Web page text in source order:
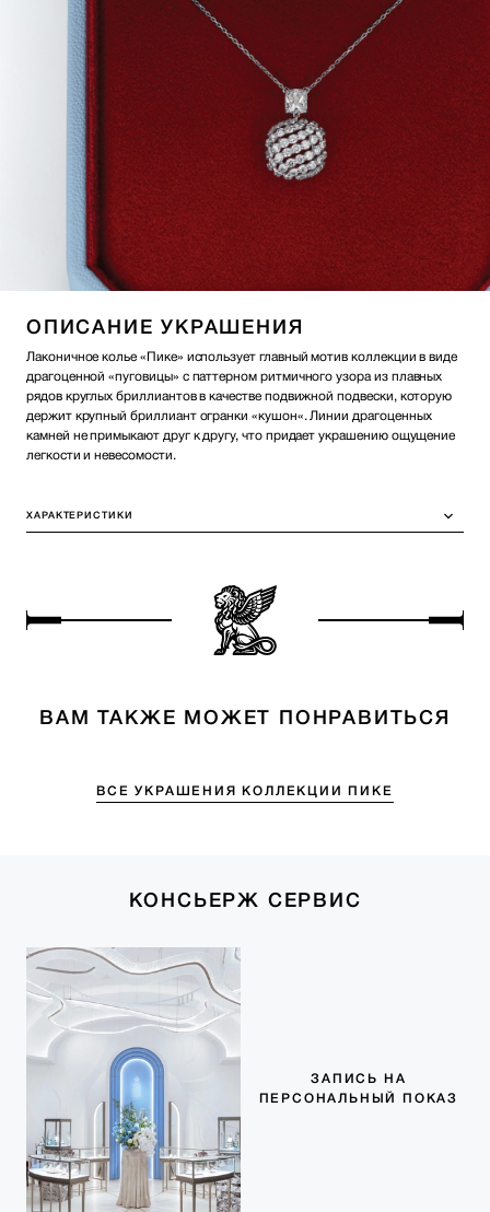
ОПИСАНИЕ УКРАШЕНИЯ
Лаконичное колье «Пике» использует главный мотив коллекции в виде
драгоценной «пуговицы» с паттерном ритмичного узора из плавных
рядов круглых бриллиантов в качестве подвижной подвески, которую
держит крупный бриллиант огранки «кушон«. Линии драгоценных
камней не примыкают друг к другу, что придает украшению ощущение
легкости и невесомости.
ХАРАКТЕРИСТИКИ
ВАМ ТАКЖЕ МОЖЕТ ПОНРАВИТЬСЯ
ВСЕ УКРАШЕНИЯ КОЛЛЕКЦИИ ПИКЕ
КОНСЬЕРЖ СЕРВИС
ЗАПИСЬ НА
ПЕРСОНАЛЬНЫЙ ПОКАЗ